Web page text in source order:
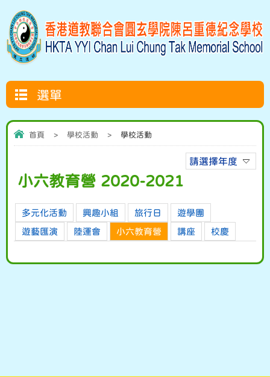
選單
首頁 > 學校活動 > 學校活動
請選擇年度
小六教育營 2020-2021
多元化活動 興趣小組 旅行日 遊學團
遊藝匯演 陸運會 小六教育營 講座 校慶